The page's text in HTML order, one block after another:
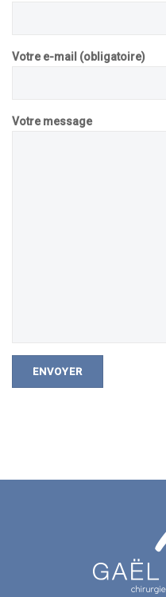
Votre e-mail (obligatoire)
Votre message